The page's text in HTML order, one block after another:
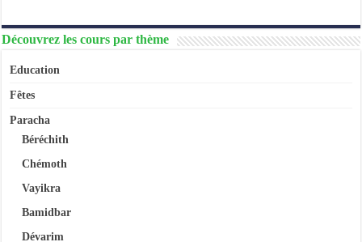
Découvrez les cours par thème
Education
Fêtes
Paracha
Béréchith
Chémoth
Vayikra
Bamidbar
Dévarim